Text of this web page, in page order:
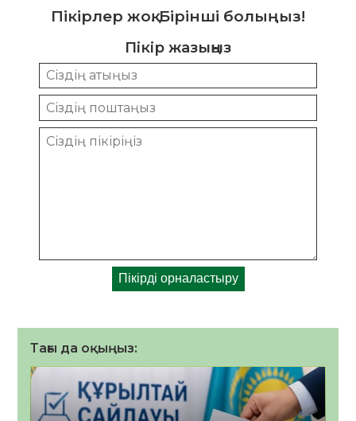
Пікірлер жоқ. Бірінші болыңыз!
Пікір жазыңыз
Тағы да оқыңыз: